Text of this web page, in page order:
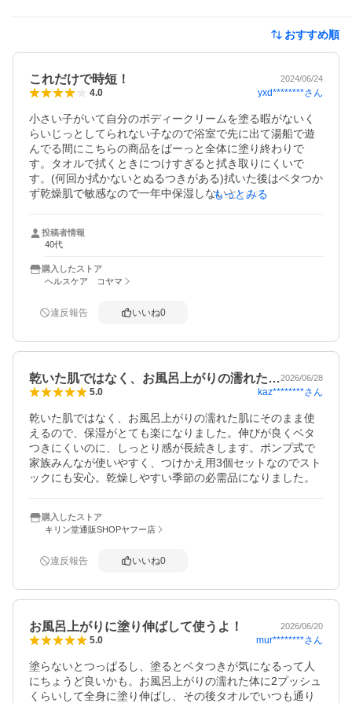
おすすめ順
これだけで時短！ 2024/06/24
4.0 yxd********さん
小さい子がいて自分のボディークリームを塗る暇がないく
らいじっとしてられない子なので浴室で先に出て湯船で遊
んでる間にこちらの商品をばーっと全体に塗り終わりで
す。タオルで拭くときにつけすぎると拭き取りにくいで
す。(何回か拭かないとぬるつきがある)拭いた後はベタつか
ず乾燥肌で敏感なので一年中保湿しないといけないためと
もっとみる
投稿者情報
40代
購入したストア
ヘルスケア コヤマ
違反報告 いいね0
乾いた肌ではなく、お風呂上がりの濡れた…2026/06/28
5.0 kaz********さん
乾いた肌ではなく、お風呂上がりの濡れた肌にそのまま使
えるので、保湿がとても楽になりました。伸びが良くベタ
つきにくいのに、しっとり感が長続きします。ポンプ式で
家族みんなが使いやすく、つけかえ用3個セットなのでスト
ックにも安心。乾燥しやすい季節の必需品になりました。
購入したストア
キリン堂通販SHOPヤフー店
違反報告 いいね0
お風呂上がりに塗り伸ばして使うよ！ 2026/06/20
5.0 mur********さん
塗らないとつっぱるし、塗るとベタつきが気になるって人
にちょうど良いかも。お風呂上がりの濡れた体に2プッシュ
くらいして全身に塗り伸ばし、その後タオルでいつも通り